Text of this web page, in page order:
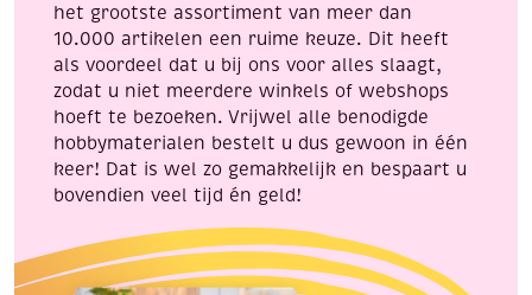
het grootste assortiment van meer dan
10.000 artikelen een ruime keuze. Dit heeft
als voordeel dat u bij ons voor alles slaagt,
zodat u niet meerdere winkels of webshops
hoeft te bezoeken. Vrijwel alle benodigde
hobbymaterialen bestelt u dus gewoon in één
keer! Dat is wel zo gemakkelijk en bespaart u
bovendien veel tijd én geld!